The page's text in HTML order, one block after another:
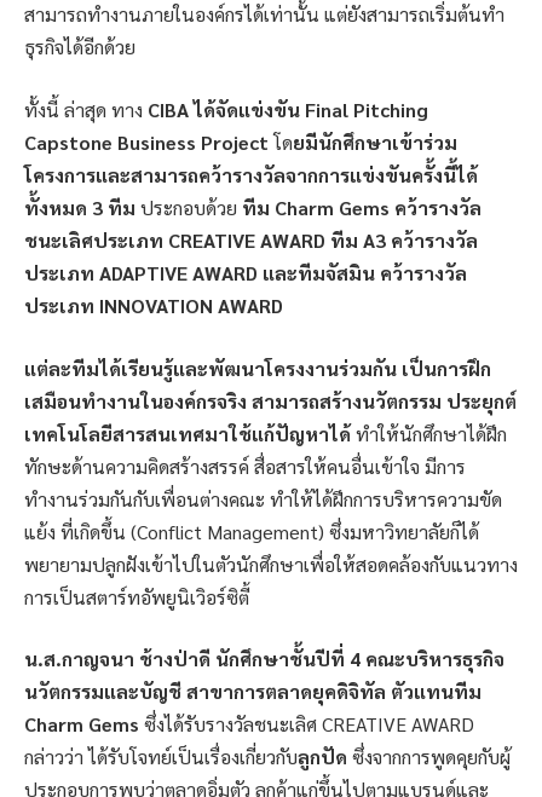
สามารถทำงานภายในองค์กรได้เท่านั้น แต่ยังสามารถเริ่มต้นทำ
ธุรกิจได้อีกด้วย
ทั้งนี้ ล่าสุด ทาง CIBA ได้จัดแข่งขัน Final Pitching
Capstone Business Projectโดยมีนักศึกษาเข้าร่วม
โครงการและสามารถคว้ารางวัลจากการแข่งขันครั้งนี้ได้
ทั้งหมด 3 ทีม ประกอบด้วย ทีม Charm Gems คว้ารางวัล
ชนะเลิศประเภท CREATIVE AWARD ทีม A3 คว้ารางวัล
ประเภท ADAPTIVE AWARD และทีมจัสมิน คว้ารางวัล
ประเภท INNOVATION AWARD
แต่ละทีมได้เรียนรู้และพัฒนาโครงงานร่วมกัน เป็นการฝึก
เสมือนทำงานในองค์กรจริง สามารถสร้างนวัตกรรม ประยุกต์
เทคโนโลยีสารสนเทศมาใช้แก้ปัญหาได้ทำให้นักศึกษาได้ฝึก
ทักษะด้านความคิดสร้างสรรค์ สื่อสารให้คนอื่นเข้าใจ มีการ
ทำงานร่วมกันกับเพื่อนต่างคณะ ทำให้ได้ฝึกการบริหารความขัด
แย้ง ที่เกิดขึ้น (Conflict Management) ซึ่งมหาวิทยาลัยก็ได้
พยายามปลูกฝังเข้าไปในตัวนักศึกษาเพื่อให้สอดคล้องกับแนวทาง
การเป็นสตาร์ทอัพยูนิเวิอร์ซิตี้
น.ส.กาญจนา ช้างป่าดี นักศึกษาชั้นปีที่ 4 คณะบริหารธุรกิจ
นวัตกรรมและบัญชี สาขาการตลาดยุคดิจิทัล ตัวแทนทีม
Charm Gems ซึ่งได้รับรางวัลชนะเลิศ CREATIVE AWARD
กล่าวว่า ได้รับโจทย์เป็นเรื่องเกี่ยวกับลูกปัด ซึ่งจากการพูดคุยกับผู้
ประกอบการพบว่าตลาดอิ่มตัว ลูกค้าแก่ขึ้นไปตามแบรนด์และ